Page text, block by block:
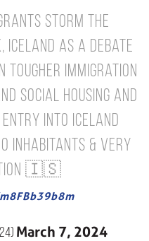
storm the
Iceland as a debate
tougher immigration
social housing and
entry into Iceland
inhabitants & very
🇮🇸
March 7, 2024